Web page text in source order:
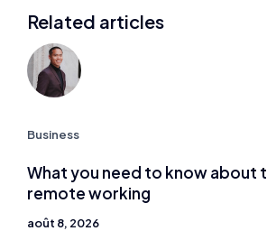
Related articles
Business
What you need to know about
remote working
août 8, 2026